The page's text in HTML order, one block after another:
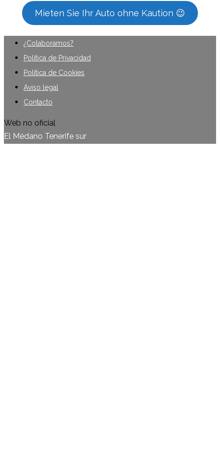
Mieten Sie Ihr Auto ohne Kaution 😉
¿Colaboramos?
Política de Privacidad
Política de Cookies
Aviso legal
Contacto
Web no oficial
El Médano Tenerife sur